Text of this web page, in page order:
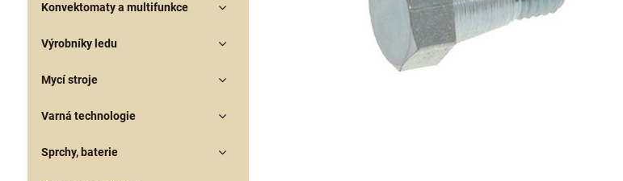
Konvektomaty a multifunkce
Výrobníky ledu
Mycí stroje
Varná technologie
Sprchy, baterie